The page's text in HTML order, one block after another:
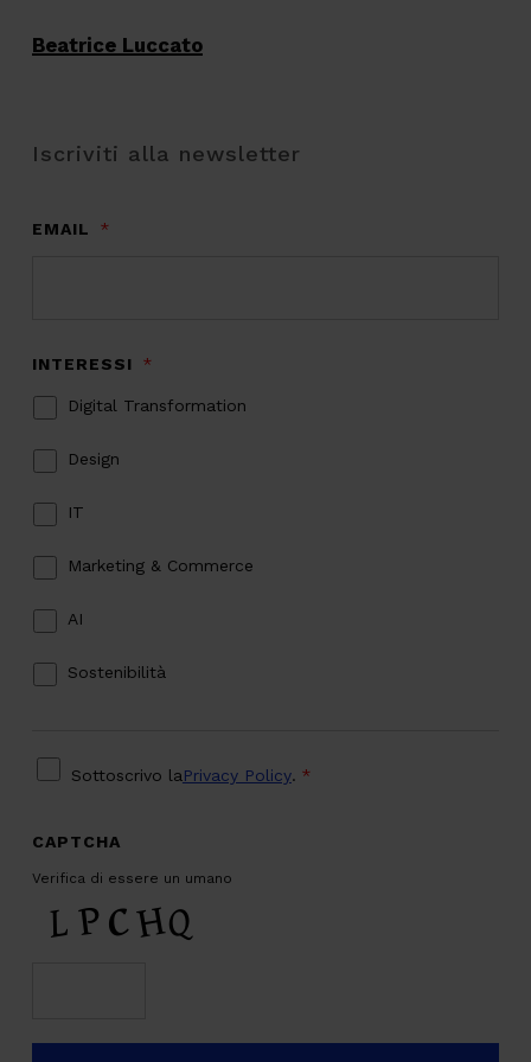
Beatrice Luccato
Iscriviti alla newsletter
EMAIL *
INTERESSI *
Digital Transformation
Design
IT
Marketing & Commerce
AI
Sostenibilità
PRIVACY
Sottoscrivo laPrivacy Policy. *
CAPTCHA
Verifica di essere un umano